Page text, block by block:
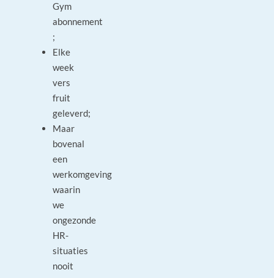
Gym
abonnement
;
Elke
week
vers
fruit
geleverd;
Maar
bovenal
een
werkomgeving
waarin
we
ongezonde
HR-
situaties
nooit